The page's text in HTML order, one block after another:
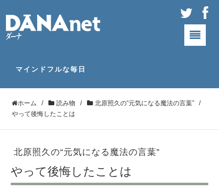
マインドフルな毎日
ホーム / 読み物 / 北原照久の“元気になる魔法の言葉”
/
やって後悔したことは
北原照久の“元気になる魔法の言葉”
やって後悔したことは